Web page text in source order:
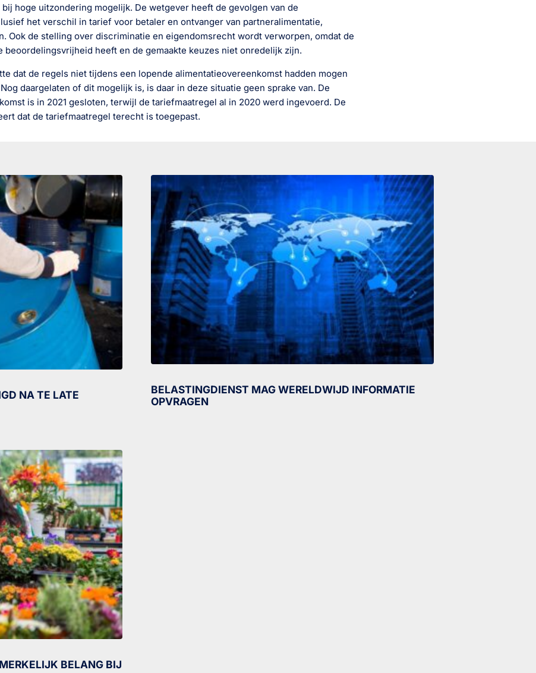
hoge uitzondering mogelijk. De wetgever heeft de gevolgen van de
het verschil in tarief voor betaler en ontvanger van partneralimentatie,
Ook de stelling over discriminatie en eigendomsrecht wordt verworpen, omdat de
beoordelingsvrijheid heeft en de gemaakte keuzes niet onredelijk zijn.
dat de regels niet tijdens een lopende alimentatieovereenkomst hadden mogen
daargelaten of dit mogelijk is, is daar in deze situatie geen sprake van. De
is in 2021 gesloten, terwijl de tariefmaatregel al in 2020 werd ingevoerd. De
dat de tariefmaatregel terecht is toegepast.
NA TE LATE
BELASTINGDIENST MAG WERELDWIJD INFORMATIE
OPVRAGEN
BELANG BIJ